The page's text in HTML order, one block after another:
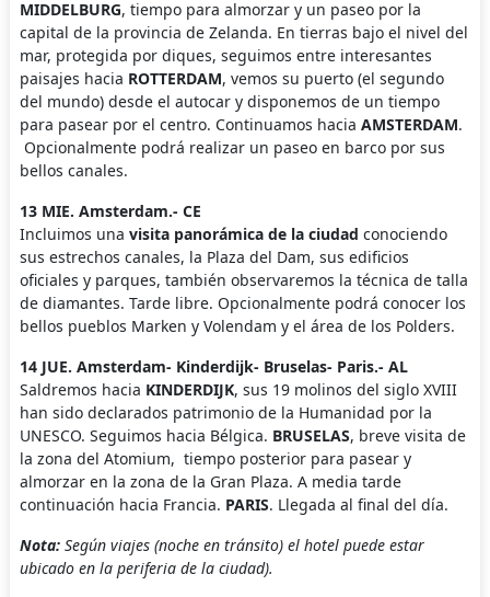
MIDDELBURG, tiempo para almorzar y un paseo por la
capital de la provincia de Zelanda. En tierras bajo el nivel del
mar, protegida por diques, seguimos entre interesantes
paisajes hacia ROTTERDAM, vemos su puerto (el segundo
del mundo) desde el autocar y disponemos de un tiempo
para pasear por el centro. Continuamos hacia AMSTERDAM.
Opcionalmente podrá realizar un paseo en barco por sus
bellos canales.
13 MIE. Amsterdam.- CE
Incluimos una visita panorámica de la ciudad conociendo
sus estrechos canales, la Plaza del Dam, sus edificios
oficiales y parques, también observaremos la técnica de talla
de diamantes. Tarde libre. Opcionalmente podrá conocer los
bellos pueblos Marken y Volendam y el área de los Polders.
14 JUE. Amsterdam- Kinderdijk- Bruselas- Paris.- AL
Saldremos hacia KINDERDIJK, sus 19 molinos del siglo XVIII
han sido declarados patrimonio de la Humanidad por la
UNESCO. Seguimos hacia Bélgica. BRUSELAS, breve visita de
la zona del Atomium, tiempo posterior para pasear y
almorzar en la zona de la Gran Plaza. A media tarde
continuación hacia Francia. PARIS. Llegada al final del día.
Nota:Según viajes (noche en tránsito) el hotel puede estar
ubicado en la periferia de la ciudad).